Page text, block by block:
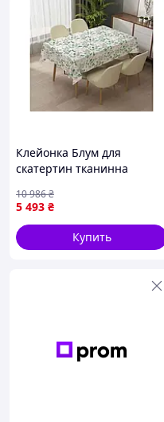
Клейонка Блум для
скатертин тканинна
захисту поверхні столу
5 493 ₴
10 986₴
Купить